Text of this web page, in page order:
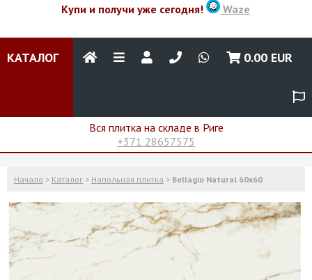
Купи и получи уже сегодня!
Waze
КАТАЛОГ 0.00 EUR
Вся плитка на складе в Риге
+371 28657575
Начало > Каталог > Напольная плитка > Bellagio Natural 60x60